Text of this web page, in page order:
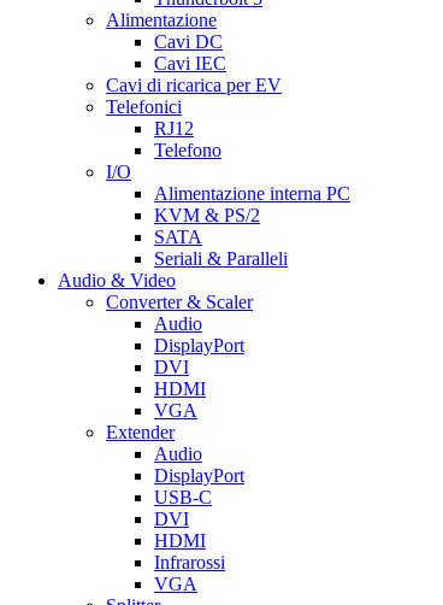
Alimentazione
Cavi DC
Cavi IEC
Cavi di ricarica per EV
Telefonici
RJ12
Telefono
I/O
Alimentazione interna PC
KVM & PS/2
SATA
Seriali & Paralleli
Audio & Video
Converter & Scaler
Audio
DisplayPort
DVI
HDMI
VGA
Extender
Audio
DisplayPort
USB-C
DVI
HDMI
Infrarossi
VGA